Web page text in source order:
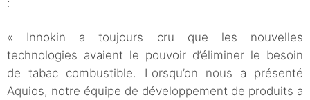
« Innokin a toujours cru que les nouvelles
technologies avaient le pouvoir d’éliminer le besoin
de tabac combustible. Lorsqu’on nous a présenté
Aquios, notre équipe de développement de produits a